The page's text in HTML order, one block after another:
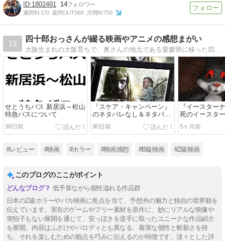
1802491 14
週間IN:170 週間OUT:560 月間IN:750
13
四十郎おっさんが綴る映画やアニメの感想まがい
大阪生まれの大阪育ちで、奥さんの地元である愛媛県に移った四十郎のおっさんが書き綴っていく日記。本ブログではホラー映画以外の作品の感想を綴っております。
せとうちバス 新居浜～松山
特急バスについて
39日前
『スケア・キャンペーン』
のネタバレなし＆ネタバレ
あり感想／オチ、もっと頑
張れるだろ！って思ってし
90日前
『イースター
死のイースタ
のネタバレあ
ころがなさす
5ヶ月前
#レビュー #映画 #ホラー #映画感想 #B級映画 #Z級映画
このブログのここがポイント
低予算ながら個性溢れる作品群
日本のZ級ホラーやバカ映画に焦点を当て、予想外の魅力と独自の世界観を
伝えています。実在のゲームやフリー素材を原作に、妙にリアルな映像や
突拍子もない展開を通じて、安っぽさを逆手に取ったユニークな作品紹介
を展開。内容はふざけやパロディとも異なる、着実な個性と斬新さを持
ち、それを楽しむための観点を巧みに伝えるのが特徴です。淡々とした評